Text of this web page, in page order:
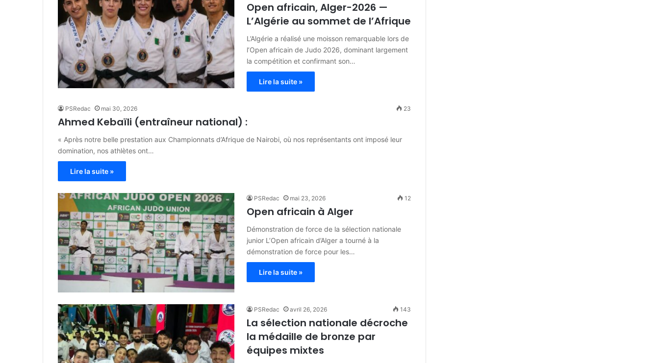
Open africain, Alger-2026 —
L’Algérie au sommet de l’Afrique
L’Algérie a réalisé une moisson remarquable lors de
l’Open africain de Judo 2026, dominant largement
la compétition et confirmant son…
Lire la suite »
PSRedac mai 30, 2026 23
Ahmed Kebaïli (entraîneur national) :
« Après notre belle prestation aux Championnats d’Afrique de Nairobi, où nos représentants ont imposé leur
domination, nos athlètes ont…
Lire la suite »
PSRedac mai 23, 2026 12
Open africain à Alger
Démonstration de force de la sélection nationale
junior L’Open africain d’Alger a tourné à la
démonstration de force pour les…
Lire la suite »
PSRedac avril 26, 2026 143
La sélection nationale décroche
la médaille de bronze par
équipes mixtes